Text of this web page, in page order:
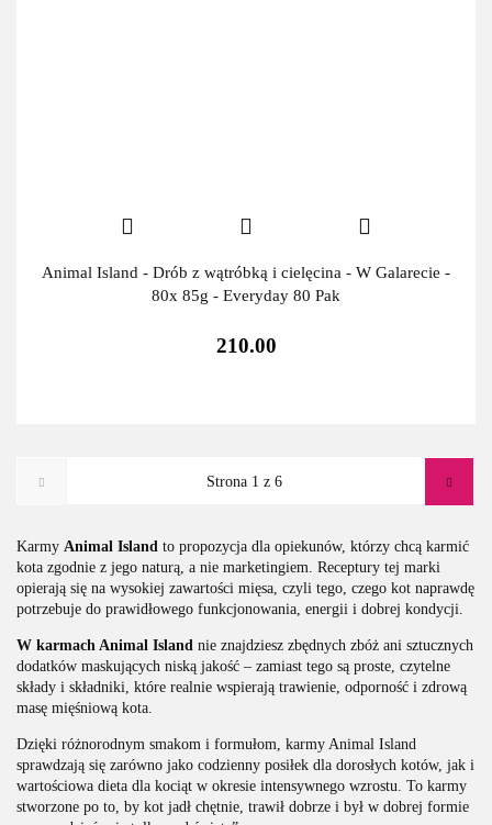
Animal Island - Drób z wątróbką i cielęcina - W Galarecie -
80x 85g - Everyday 80 Pak
210.00
Karmy Animal Island to propozycja dla opiekunów, którzy chcą karmić
kota zgodnie z jego naturą, a nie marketingiem. Receptury tej marki
opierają się na wysokiej zawartości mięsa, czyli tego, czego kot naprawdę
potrzebuje do prawidłowego funkcjonowania, energii i dobrej kondycji.
W karmach Animal Island nie znajdziesz zbędnych zbóż ani sztucznych
dodatków maskujących niską jakość – zamiast tego są proste, czytelne
składy i składniki, które realnie wspierają trawienie, odporność i zdrową
masę mięśniową kota.
Dzięki różnorodnym smakom i formułom, karmy Animal Island
sprawdzają się zarówno jako codzienny posiłek dla dorosłych kotów, jak i
wartościowa dieta dla kociąt w okresie intensywnego wzrostu. To karmy
stworzone po to, by kot jadł chętnie, trawił dobrze i był w dobrej formie